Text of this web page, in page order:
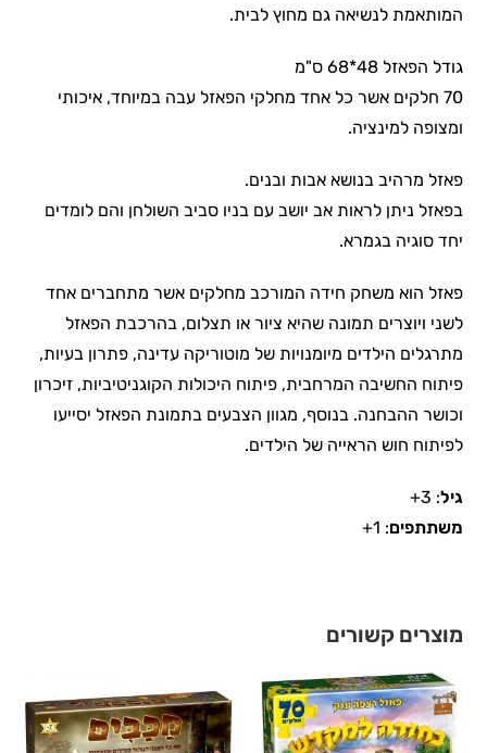
המותאמת לנשיאה גם מחוץ לבית.
גודל הפאזל 48*68 ס"מ
70 חלקים אשר כל אחד מחלקי הפאזל עבה במיוחד, איכותי
ומצופה למינציה.
פאזל מרהיב בנושא אבות ובנים.
בפאזל ניתן לראות אב יושב עם בניו סביב השולחן והם לומדים
יחד סוגיה בגמרא.
פאזל הוא משחק חידה המורכב מחלקים אשר מתחברים אחד
לשני ויוצרים תמונה שהיא ציור או תצלום, בהרכבת הפאזל
מתרגלים הילדים מיומנויות של מוטוריקה עדינה, פתרון בעיות,
פיתוח החשיבה המרחבית, פיתוח היכולות הקוגניטיביות, זיכרון
וכושר ההבחנה. בנוסף, מגוון הצבעים בתמונת הפאזל יסייעו
לפיתוח חוש הראייה של הילדים.
גיל: 3+
משתתפים: 1+
מוצרים קשורים